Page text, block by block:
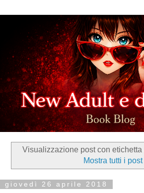
Visualizzazione post con etichetta
Mostra tutti i post
giovedì 26 aprile 2018